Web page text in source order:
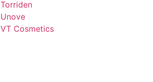
Torriden
Unove
VT Cosmetics